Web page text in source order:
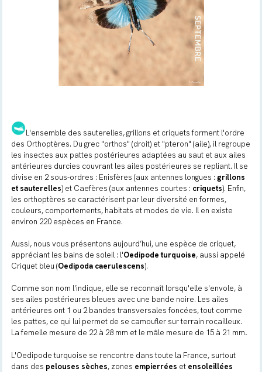
L'ensemble des sauterelles, grillons et criquets forment l'ordre
des Orthoptères. Du grec "orthos" (droit) et "pteron" (aile), il regroupe
les insectes aux pattes postérieures adaptées au saut et aux ailes
antérieures durcies couvrant les ailes postérieures se repliant. Il se
divise en 2 sous-ordres : Enisfères (aux antennes longues : grillons
et sauterelles) et Caefères (aux antennes courtes : criquets). Enfin,
les orthoptères se caractérisent par leur diversité en formes,
couleurs, comportements, habitats et modes de vie. Il en existe
environ 220 espèces en France.
Aussi, nous vous présentons aujourd’hui, une espèce de criquet,
appréciant les bains de soleil : l'Oedipode turquoise, aussi appelé
Criquet bleu (Oedipoda caerulescens).
Comme son nom l'indique, elle se reconnaît lorsqu'elle s'envole, à
ses ailes postérieures bleues avec une bande noire. Les ailes
antérieures ont 1 ou 2 bandes transversales foncées, tout comme
les pattes, ce qui lui permet de se camoufler sur terrain rocailleux.
La femelle mesure de 22 à 28 mm et le mâle mesure de 15 à 21 mm.
L'Oedipode turquoise se rencontre dans toute la France, surtout
dans des pelouses sèches, zones empierrées et ensoleillées